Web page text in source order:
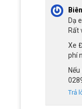
được tăng tính
Dạ
Rất
Xe
phí
Trả